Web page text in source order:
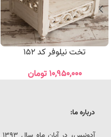
تخت نیلوفر کد 152
۱۰,۹۵۰,۰۰۰ تومان
درباره ما: